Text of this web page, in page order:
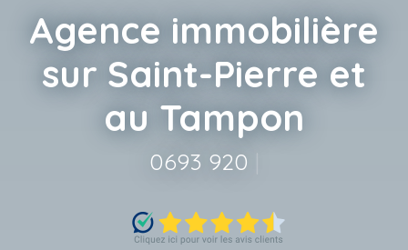
Agence immobilière
sur Saint-Pierre et
au Tampon
0693 920 620